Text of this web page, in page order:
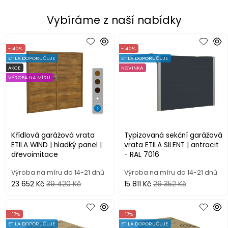
Vybíráme z naší nabídky
Křídlová garážová vrata
ETILA WIND | hladký panel |
dřevoimitace
- 40%
ETILA DOPORUČUJE
AKCE
VÝROBA NA MÍRU
Výroba na míru do 14-21 dnů
23 652 Kč 39 420 Kč
Typizovaná sekční garážová
vrata ETILA SILENT | antracit
- RAL 7016
- 40%
ETILA DOPORUČUJE
NOVINKA
Výroba na míru do 14-21 dnů
15 811 Kč 26 352 Kč
- 17%
ETILA DOPORUČUJE
- 17%
ETILA DOPORUČUJE